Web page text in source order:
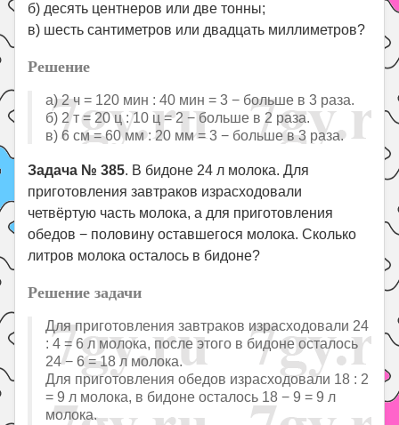
б) десять центнеров или две тонны;
в) шесть сантиметров или двадцать миллиметров?
Решение
a) 2 ч = 120 мин : 40 мин = 3 − больше в 3 раза.
б) 2 т = 20 ц : 10 ц = 2 − больше в 2 раза.
в) 6 см = 60 мм : 20 мм = 3 − больше в 3 раза.
Задача № 385. В бидоне 24 л молока. Для
приготовления завтраков израсходовали
четвёртую часть молока, а для приготовления
обедов − половину оставшегося молока. Сколько
литров молока осталось в бидоне?
Решение задачи
Для приготовления завтраков израсходовали 24
: 4 = 6 л молока, после этого в бидоне осталось
24 − 6 = 18 л молока.
Для приготовления обедов израсходовали 18 : 2
= 9 л молока, в бидоне осталось 18 − 9 = 9 л
молока.